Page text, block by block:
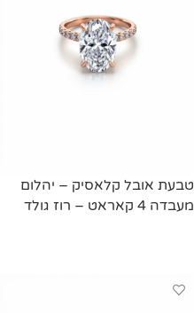
טבעת אובל קלאסיק – יהלום
מעבדה 4 קאראט – רוז גולד